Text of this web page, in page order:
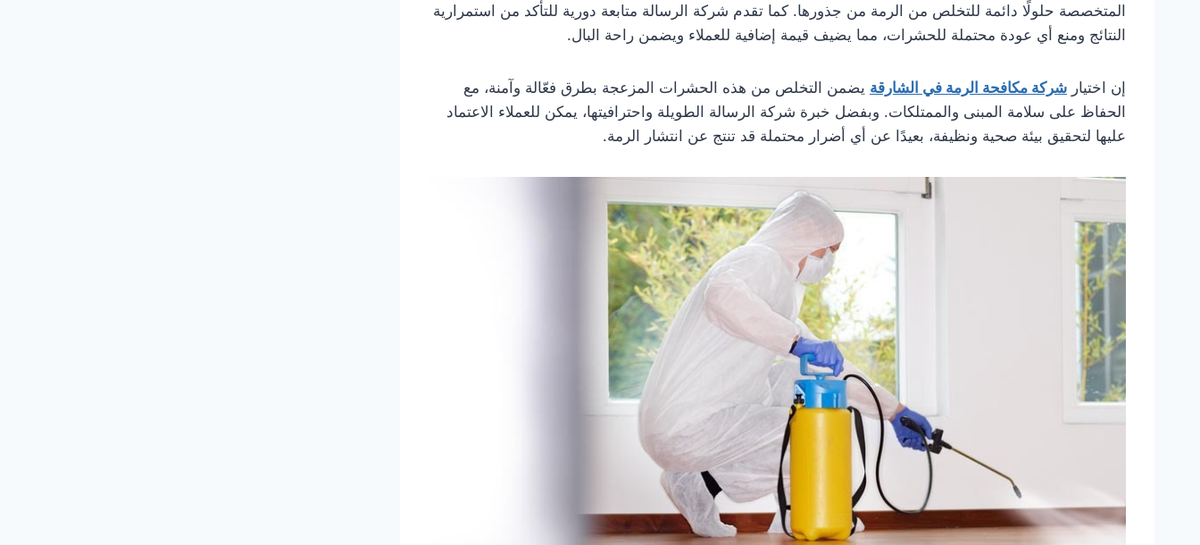
المتخصصة حلولًا دائمة للتخلص من الرمة من جذورها. كما تقدم شركة الرسالة متابعة دورية للتأكد من استمرارية
النتائج ومنع أي عودة محتملة للحشرات، مما يضيف قيمة إضافية للعملاء ويضمن راحة البال.
إن اختيارشركة مكافحة الرمة في الشارقة يضمن التخلص من هذه الحشرات المزعجة بطرق فعّالة وآمنة، مع
الحفاظ على سلامة المبنى والممتلكات. وبفضل خبرة شركة الرسالة الطويلة واحترافيتها، يمكن للعملاء الاعتماد
عليها لتحقيق بيئة صحية ونظيفة، بعيدًا عن أي أضرار محتملة قد تنتج عن انتشار الرمة.